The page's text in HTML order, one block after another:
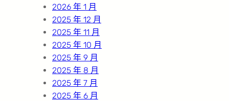
2026 年 1 月
2025 年 12 月
2025 年 11 月
2025 年 10 月
2025 年 9 月
2025 年 8 月
2025 年 7 月
2025 年 6 月